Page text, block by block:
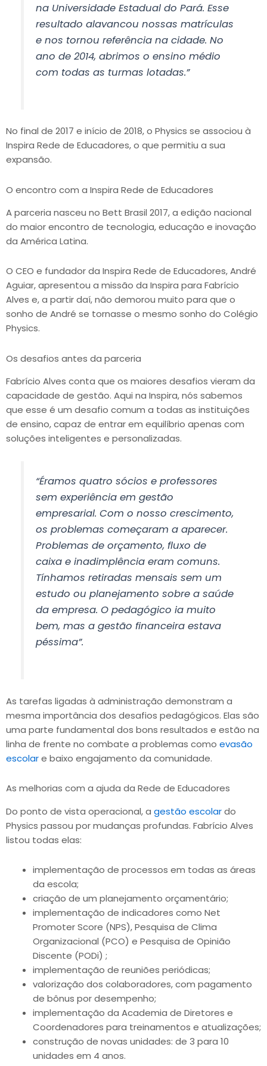
na Universidade Estadual do Pará. Esse
resultado alavancou nossas matrículas
e nos tornou referência na cidade. No
ano de 2014, abrimos o ensino médio
com todas as turmas lotadas.”
No final de 2017 e início de 2018, o Physics se associou à
Inspira Rede de Educadores, o que permitiu a sua
expansão.
O encontro com a Inspira Rede de Educadores
A parceria nasceu no Bett Brasil 2017, a edição nacional
do maior encontro de tecnologia, educação e inovação
da América Latina.
O CEO e fundador da Inspira Rede de Educadores, André
Aguiar, apresentou a missão da Inspira para Fabrício
Alves e, a partir daí, não demorou muito para que o
sonho de André se tornasse o mesmo sonho do Colégio
Physics.
Os desafios antes da parceria
Fabrício Alves conta que os maiores desafios vieram da
capacidade de gestão. Aqui na Inspira, nós sabemos
que esse é um desafio comum a todas as instituições
de ensino, capaz de entrar em equilíbrio apenas com
soluções inteligentes e personalizadas.
“Éramos quatro sócios e professores
sem experiência em gestão
empresarial. Com o nosso crescimento,
os problemas começaram a aparecer.
Problemas de orçamento, fluxo de
caixa e inadimplência eram comuns.
Tínhamos retiradas mensais sem um
estudo ou planejamento sobre a saúde
da empresa. O pedagógico ia muito
bem, mas a gestão financeira estava
péssima”.
As tarefas ligadas à administração demonstram a
mesma importância dos desafios pedagógicos. Elas são
uma parte fundamental dos bons resultados e estão na
linha de frente no combate a problemas como evasão
escolare baixo engajamento da comunidade.
As melhorias com a ajuda da Rede de Educadores
Do ponto de vista operacional, a gestão escolardo
Physics passou por mudanças profundas. Fabrício Alves
listou todas elas:
implementação de processos em todas as áreas
da escola;
criação de um planejamento orçamentário;
implementação de indicadores como Net
Promoter Score (NPS), Pesquisa de Clima
Organizacional (PCO) e Pesquisa de Opinião
Discente (PODi) ;
implementação de reuniões periódicas;
valorização dos colaboradores, com pagamento
de bônus por desempenho;
implementação da Academia de Diretores e
Coordenadores para treinamentos e atualizações;
construção de novas unidades: de 3 para 10
unidades em 4 anos.